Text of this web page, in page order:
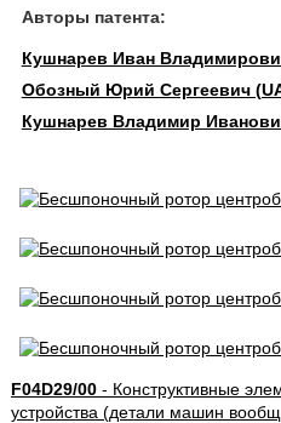
Авторы патента:
Кушнарев Иван
Обозный Юрий Сергеевич
Кушнарев Владимир
F04D29/00- Конструктивные
устройства (детали машин